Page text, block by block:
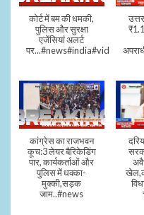
कोर्ट में बम की धमकी,
पुलिस और सुरक्षा
एजेंसियां अलर्ट
पर...#news#india#video#viral
कांग्रेस का राजभवन
कूच:3 लेयर बैरिकेडिंग
पार, कार्यकर्ताओं और
पुलिस में धक्का-
मुक्की,सड़क
जाम..#news